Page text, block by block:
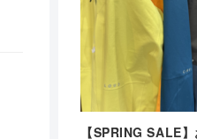
【SPRING SALE